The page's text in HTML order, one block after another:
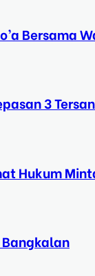
Bersama
3
Hukum
Bangkalan